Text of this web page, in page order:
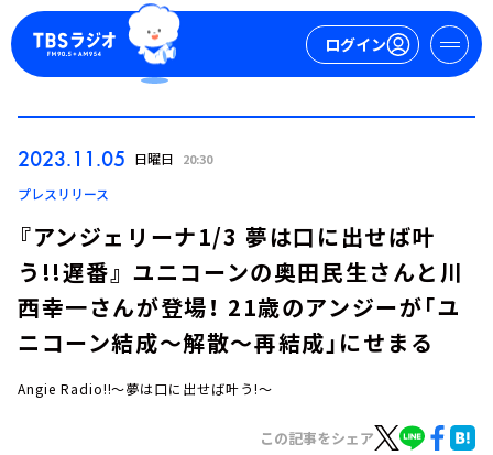
ログイン
今日の番組表
2023.11.05 日曜日 20:30
プレスリリース
『アンジェリーナ1/3 夢は口に出せば叶
う!!遅番』 ユニコーンの奥田民生さんと川
西幸一さんが登場！ 21歳のアンジーが「ユ
ニコーン結成～解散～再結成」にせまる
Angie Radio!!～夢は口に出せば叶う!～
この記事をシェア